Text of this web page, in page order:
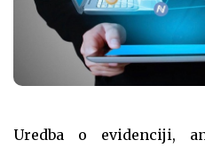
Uredba o evidenciji,